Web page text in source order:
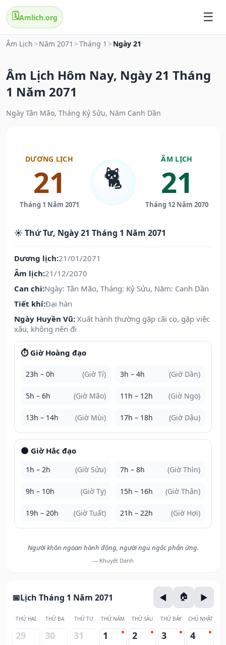
🗓️Amlich.org
Âm Lịch > Năm 2071 >Tháng 1 > Ngày 21
Âm Lịch Hôm Nay, Ngày 21 Tháng
1 Năm 2071
Ngày Tân Mão, Tháng Kỷ Sửu, Năm Canh Dần
DƯƠNG LỊCH
21
Tháng 1 Năm 2071
🐈
ÂM LỊCH
21
Tháng 12 Năm 2070
☀️ Thứ Tư, Ngày 21 Tháng 1 Năm 2071
Dương lịch:21/01/2071
Âm lịch:21/12/2070
Can chi:Ngày: Tân Mão, Tháng: Kỷ Sửu, Năm: Canh Dần
Tiết khí:Đại hàn
Ngày Huyền Vũ: Xuất hành thường gặp cãi cọ, gặp việc
xấu, không nên đi
⏱️ Giờ Hoàng đạo
23h – 0h (Giờ Tí) 3h – 4h (Giờ Dần)
5h – 6h (Giờ Mão) 11h – 12h (Giờ Ngọ)
13h – 14h (Giờ Mùi) 17h – 18h (Giờ Dậu)
🌑 Giờ Hắc đạo
1h – 2h (Giờ Sửu) 7h – 8h (Giờ Thìn)
9h – 10h (Giờ Tỵ) 15h – 16h (Giờ Thân)
19h – 20h (Giờ Tuất) 21h – 22h (Giờ Hợi)
Người khôn ngoan hành động, người ngu ngốc phản ứng.
— Khuyết Danh
Lịch Tháng 1 Năm 2071
THỨ HAI THỨ BA THỨ TƯ THỨ NĂM THỨ SÁU THỨ BẢY CHỦ NHẬT
29 30 31 1 2 3 4